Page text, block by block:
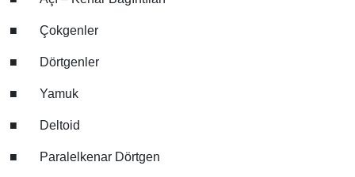
■ Çokgenler
■ Dörtgenler
■ Yamuk
■ Deltoid
■ Paralelkenar Dörtgen